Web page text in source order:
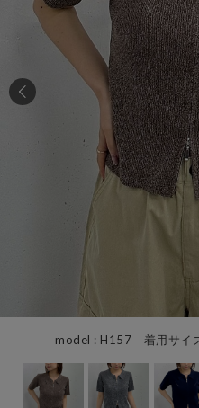
model : H157 着用サイ